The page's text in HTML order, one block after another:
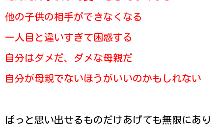
他の子供の相手ができなくなる
一人目と違いすぎて困惑する
自分はダメだ、ダメな母親だ
自分が母親でないほうがいいのかもしれない
ぱっと思い出せるものだけあげても無限にあり